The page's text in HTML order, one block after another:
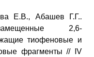
Е.В., Абашев Г.Г..
2,6-
тиофеновые и
фрагменты // IV